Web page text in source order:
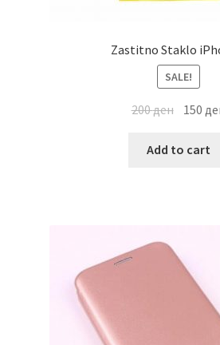
Zastitno Staklo
SALE!
200ден 150
Add to cart